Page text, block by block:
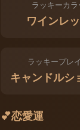
ラッキーカラ
ワインレ
ラッキープレ
キャンドルシ
💕恋愛運